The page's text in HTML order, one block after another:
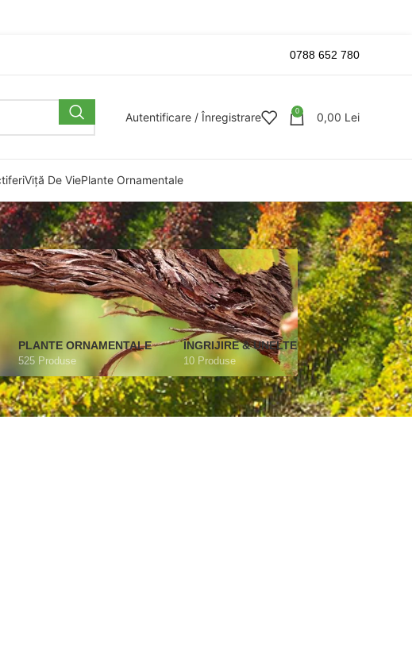
0788 652 780
Autentificare / Înregistrare 0 0,00 Lei
Viță De ViePlante Ornamentale
PLANTE ORNAMENTALE
525 Produse
ÎNGRIJIRE & UNELTE
10 Produse